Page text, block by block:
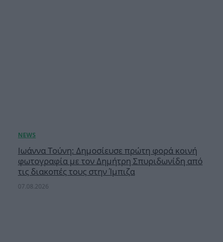
Ιωάννα Τούνη: Δημοσίευσε πρώτη φορά κοινή
φωτογραφία με τον Δημήτρη Σπυριδωνίδη από
τις διακοπές τους στην Ίμπιζα
07.08.2026